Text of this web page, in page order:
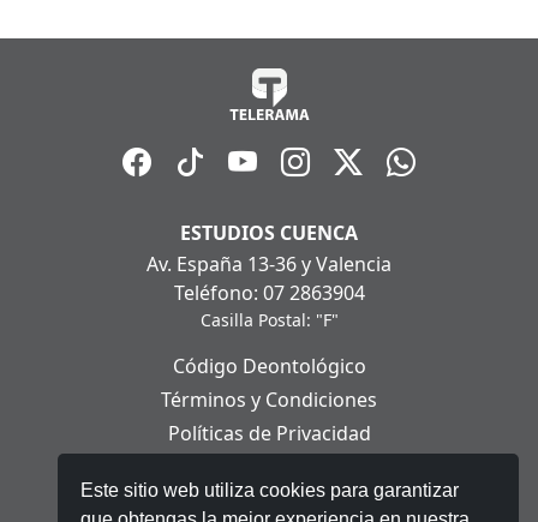
Este sitio web utiliza cookies para garantizar
ESTUDIOS CUENCA
Av. España 13-36 y Valencia
Teléfono: 07 2863904
Casilla Postal: "F"
Código Deontológico
Términos y Condiciones
Políticas de Privacidad
Aviso Legal